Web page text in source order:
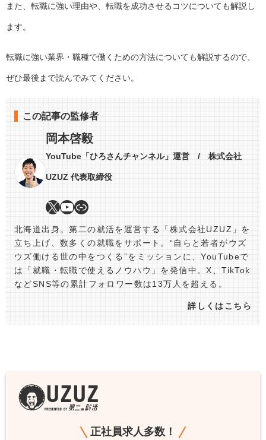
また、転職に強い理由や、転職を成功させるコツについても解説し
ます。
転職に強い業界・職種で働くための方法についても解説するので、
ぜひ最後まで読んでみてください。
この記事の監修者
岡本啓毅
YouTube「ひろさんチャンネル」運営 / 株式会社
UZUZ 代表取締役
北海道出身。第二の就活を運営する「株式会社UZUZ」を
立ち上げ、数多くの就職をサポート。“自らと若者がウズ
ウズ働ける世の中をつくる”をミッションに、YouTubeで
は「就職・転職で使えるノウハウ」を発信中。X、TikTok
などSNS等の累計フォロワー数は13万人を超える。
詳しくはこちら
正社員求人多数！